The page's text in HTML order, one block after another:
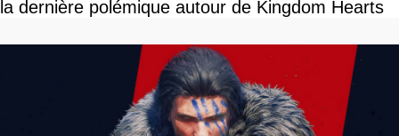
la dernière polémique autour de Kingdom Hearts